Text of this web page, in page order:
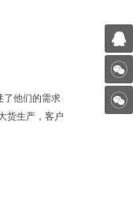
了他们的需求
货生产，客户